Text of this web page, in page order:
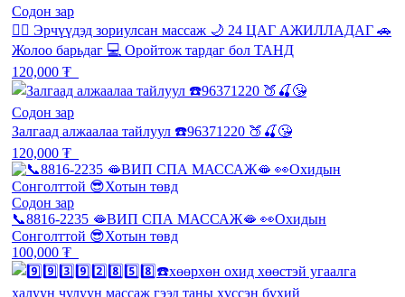
Содон зар
💆‍♂️ Эрчүүдэд зориулсан массаж 🌙 24 ЦАГ АЖИЛЛАДАГ 🚗
Жолоо барьдаг 💻 Оройтож тардаг бол ТАНД
120,000 ₮
Содон зар
Залгаад алжаалаа тайлуул ☎️96371220 🍑🍒😘
120,000 ₮
Содон зар
📞8816-2235 🫦ВИП СПА МАССАЖ🫦 👀Охидын
Сонголттой 😎Хотын төвд
100,000 ₮